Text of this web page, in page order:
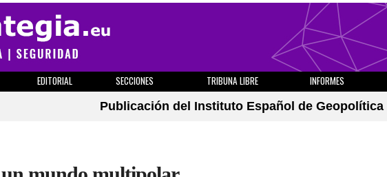
EDITORIAL SECCIONES TRIBUNA LIBRE INFORMES
Publicación del Instituto Español de Geopolítica